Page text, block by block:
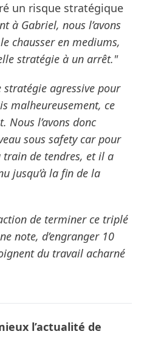
un risque stratégique
à Gabriel, nous l’avons
chausser en mediums,
stratégie à un arrêt."
stratégie agressive pour
malheureusement, ce
Nous l’avons donc
sous safety car pour
train de tendres, et il a
jusqu’à la fin de la
de terminer ce triplé
note, d’engranger 10
du travail acharné
l’actualité de